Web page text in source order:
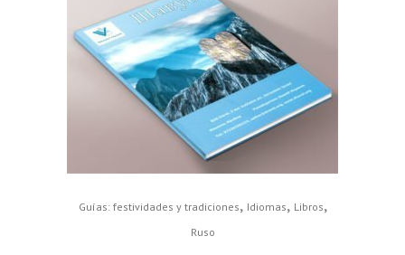
Guías: festividades y tradiciones, Idiomas, Libros,
Ruso